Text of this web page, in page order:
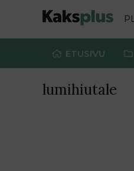
ETUSIVU
lumihiutale